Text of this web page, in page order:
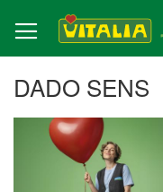
zum
Inhalt
DADO SENS